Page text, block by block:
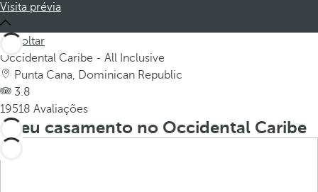
Visita prévia
Voltar
Occidental Caribe - All Inclusive
Punta Cana, Dominican Republic
3.8
19518 Avaliações
Seu casamento no Occidental Caribe